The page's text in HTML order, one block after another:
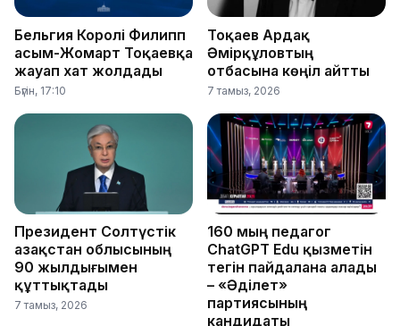
Бельгия Королі Филипп
Қасым-Жомарт Тоқаевқа
жауап хат жолдады
Бүгін, 17:10
Тоқаев Ардақ
Әмірқұловтың
отбасына көңіл айтты
7 тамыз, 2026
Президент Солтүстік
Қазақстан облысының
90 жылдығымен
құттықтады
7 тамыз, 2026
160 мың педагог
ChatGPT Edu қызметін
тегін пайдалана алады
– «Әділет»
партиясының
кандидаты